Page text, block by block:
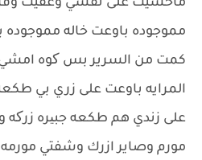
ماحسيت على نفسي وغفيت
كمت من السرير بس کوه
المرايه باوعت على زري بي
على زندي هم طكعه جبیره زرکه
مورم وصاير ازرك وشفتي